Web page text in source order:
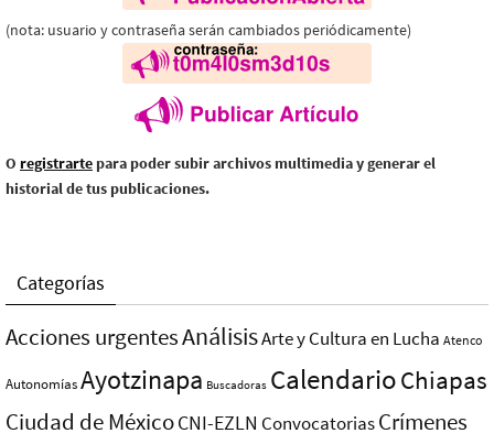
(nota: usuario y contraseña serán cambiados periódicamente)
O registrarte para poder subir archivos multimedia y generar el
historial de tus publicaciones.
Categorías
Acciones urgentesAnálisisArte y Cultura en Lucha Atenco
AutonomíasAyotzinapa Buscadoras CalendarioChiapas
Ciudad de MéxicoCNI-EZLN ConvocatoriasCrímenes